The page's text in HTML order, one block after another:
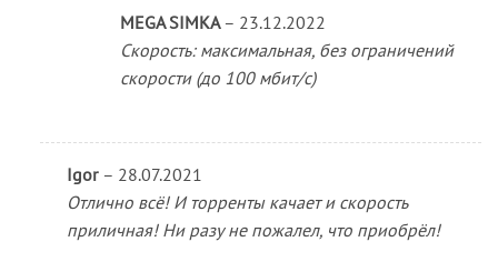
MEGA SIMKA – 23.12.2022
Скорость: максимальная, без ограничений
скорости (до 100 мбит/с)
Igor – 28.07.2021
Отлично всё! И торренты качает и скорость
приличная! Ни разу не пожалел, что приобрёл!